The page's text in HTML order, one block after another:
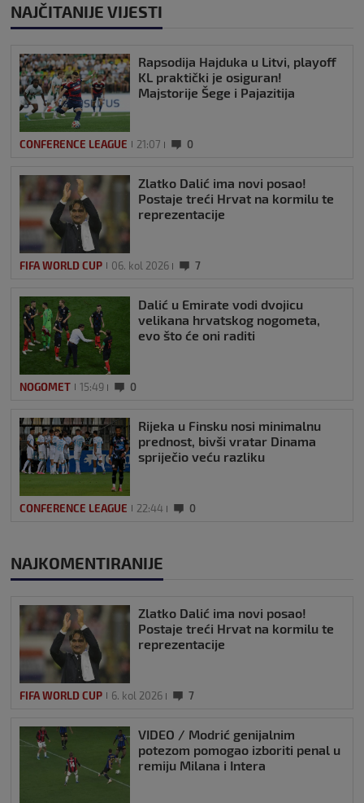
NAJČITANIJE VIJESTI
Rapsodija Hajduka u Litvi, playoff
KL praktički je osiguran!
Majstorije Šege i Pajazitija
CONFERENCE LEAGUE 21:07 0
Zlatko Dalić ima novi posao!
Postaje treći Hrvat na kormilu te
reprezentacije
FIFA WORLD CUP 06. kol 2026 7
Dalić u Emirate vodi dvojicu
velikana hrvatskog nogometa,
evo što će oni raditi
NOGOMET 15:49 0
Rijeka u Finsku nosi minimalnu
prednost, bivši vratar Dinama
spriječio veću razliku
CONFERENCE LEAGUE 22:44 0
NAJKOMENTIRANIJE
Zlatko Dalić ima novi posao!
Postaje treći Hrvat na kormilu te
reprezentacije
FIFA WORLD CUP 6. kol 2026 7
VIDEO / Modrić genijalnim
potezom pomogao izboriti penal u
remiju Milana i Intera